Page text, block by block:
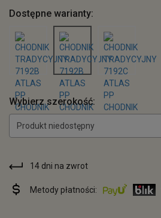
Dostępne warianty:
Wybierz szerokość:
Produkt niedostępny
14 dni na zwrot
Metody płatności: